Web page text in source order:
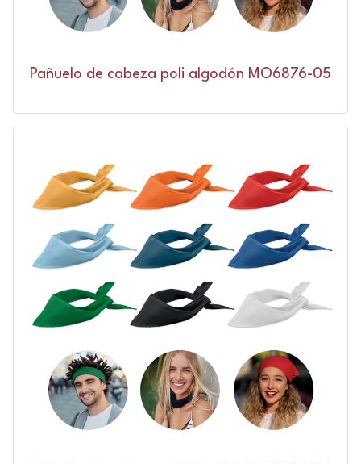
Pañuelo de cabeza poli algodón MO6876-05